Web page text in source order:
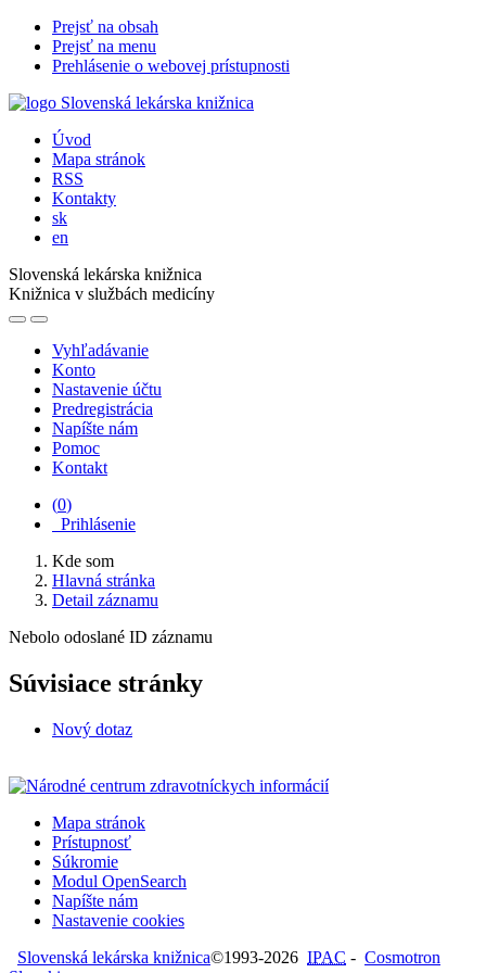
Prejsť na obsah
Prejsť na menu
Prehlásenie o webovej prístupnosti
Úvod
Mapa stránok
RSS
Kontakty
sk
en
Slovenská lekárska knižnica
Knižnica v službách medicíny
Vyhľadávanie
Konto
Nastavenie účtu
Predregistrácia
Napíšte nám
Pomoc
Kontakt
(0)
Prihlásenie
Kde som
Hlavná stránka
Detail záznamu
Nebolo odoslané ID záznamu
Súvisiace stránky
Nový dotaz
Mapa stránok
Prístupnosť
Súkromie
Modul OpenSearch
Napíšte nám
Nastavenie cookies
Slovenská lekárska knižnica©1993-2026 IPAC - Cosmotron